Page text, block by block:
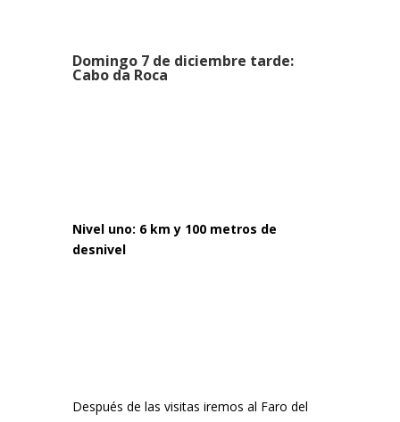
Domingo 7 de diciembre tarde:
Cabo da Roca
Nivel uno: 6 km y 100 metros de
desnivel
Después de las visitas iremos al Faro del